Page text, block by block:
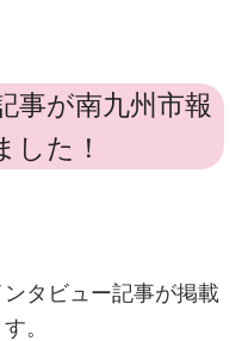
事が南九州市報
した！
タビュー記事が掲載
。